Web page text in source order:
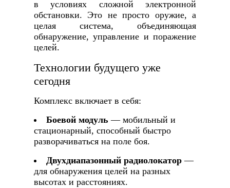
в условиях сложной электронной
обстановки. Это не просто оружие, а
целая система, объединяющая
обнаружение, управление и поражение
целей.
Технологии будущего уже
сегодня
Комплекс включает в себя:
Боевой модуль — мобильный и
стационарный, способный быстро
разворачиваться на поле боя.
Двухдиапазонный радиолокатор—
для обнаружения целей на разных
высотах и расстояниях.